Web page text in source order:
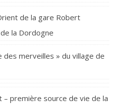
de la gare Robert
la Dordogne
des merveilles » du village de
– première source de vie de la